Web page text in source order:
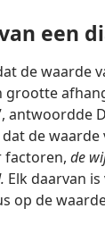
een
de waarde
grootte
antwoordde
de
factoren, de
Elk daarvan
op de